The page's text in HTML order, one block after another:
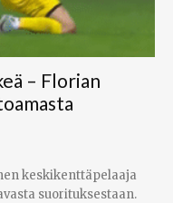
– Florian
keskikenttäpelaaja
suorituksestaan.